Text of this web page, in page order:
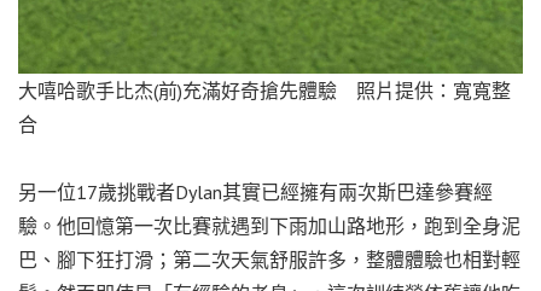
大嘻哈歌手比杰(前)充滿好奇搶先體驗 照片提供：寬寬整
合
另一位17歲挑戰者Dylan其實已經擁有兩次斯巴達參賽經
驗。他回憶第一次比賽就遇到下雨加山路地形，跑到全身泥
巴、腳下狂打滑；第二次天氣舒服許多，整體體驗也相對輕